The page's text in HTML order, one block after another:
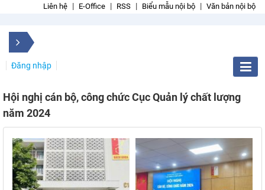
Liên hệ E-Office RSS Biểu mẫu nội bộ Văn bản nội bộ
Đăng nhập
Hội nghị cán bộ, công chức Cục Quản lý chất lượng
năm 2024